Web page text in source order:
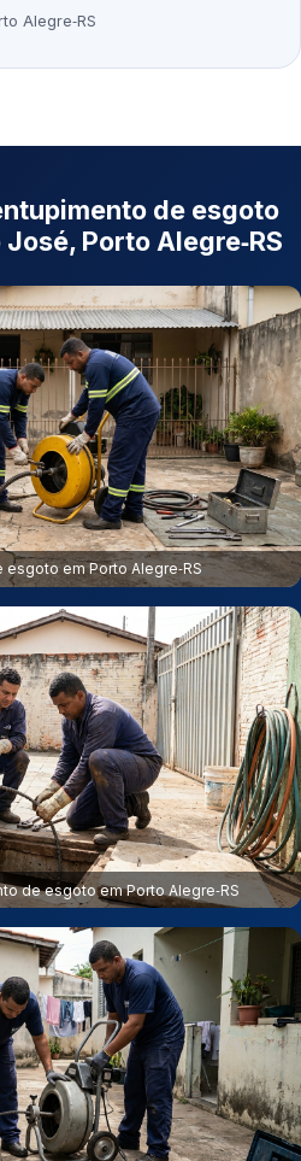
Alegre‑RS
de esgoto
Porto Alegre‑RS
em Porto Alegre‑RS
de esgoto em Porto Alegre‑RS